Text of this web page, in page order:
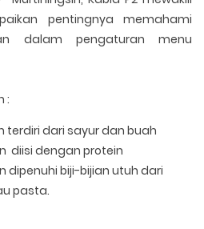
pentingnya memahami
dalam pengaturan menu
:
terdiri dari sayur dan buah
diisi dengan protein
dipenuhi biji-bijian utuh dari
pasta.